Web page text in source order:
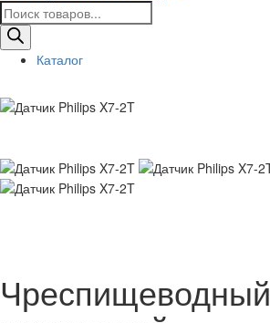
Поиск
товаров
Каталог
Чреспищеводный